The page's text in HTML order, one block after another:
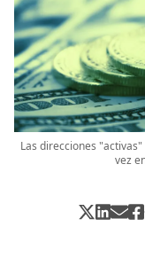
Las direcciones
vez